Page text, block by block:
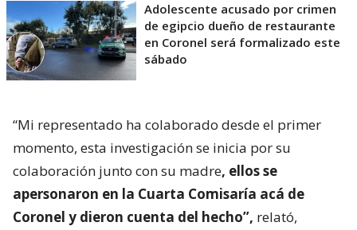
Adolescente acusado por crimen
de egipcio dueño de restaurante
en Coronel será formalizado este
sábado
“Mi representado ha colaborado desde el primer
momento, esta investigación se inicia por su
colaboración junto con su madre, ellos se
apersonaron en la Cuarta Comisaría acá de
Coronel y dieron cuenta del hecho”, relató,